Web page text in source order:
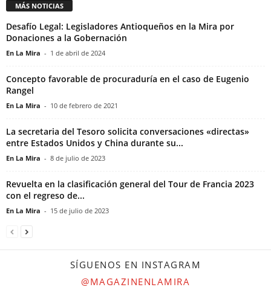
MÁS NOTICIAS
Desafío Legal: Legisladores Antioqueños en la Mira por
Donaciones a la Gobernación
En La Mira - 1 de abril de 2024
Concepto favorable de procuraduría en el caso de Eugenio
Rangel
En La Mira - 10 de febrero de 2021
La secretaria del Tesoro solicita conversaciones «directas»
entre Estados Unidos y China durante su...
En La Mira - 8 de julio de 2023
Revuelta en la clasificación general del Tour de Francia 2023
con el regreso de...
En La Mira - 15 de julio de 2023
SÍGUENOS EN INSTAGRAM
@MAGAZINENLAMIRA